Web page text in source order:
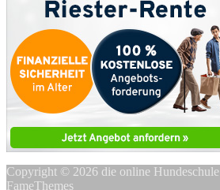
Copyright © 2026 die online Hundeschule
FameThemes